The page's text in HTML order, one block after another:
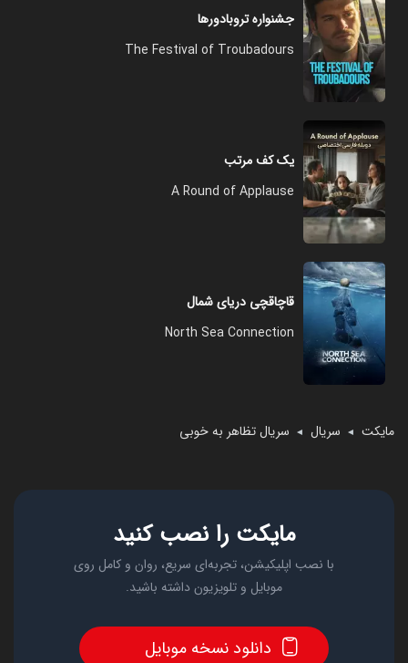
جشنواره تروبادورها
The Festival of Troubadours
یک کف مرتب
A Round of Applause
قاچاقچی دریای شمال
North Sea Connection
مایکت ◄ سریال ◄ سریال تظاهر به خوبی
مایکت را نصب کنید
با نصب اپلیکیشن، تجربه‌ای سریع، روان و کامل روی
موبایل و تلویزیون داشته باشید.
دانلود نسخه موبایل